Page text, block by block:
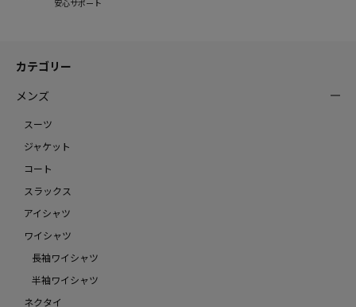
安心サポート
カテゴリー
メンズ
スーツ
ジャケット
コート
スラックス
アイシャツ
ワイシャツ
長袖ワイシャツ
半袖ワイシャツ
ネクタイ